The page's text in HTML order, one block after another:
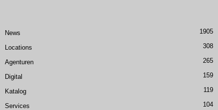
News 1905
Locations 308
Agenturen 265
Digital 159
Katalog 119
Services 104